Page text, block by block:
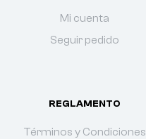
Mi cuenta
Seguir pedido
REGLAMENTO
Términos y Condiciones